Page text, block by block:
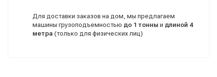
Для доставки заказов на дом, мы предлагаем
машины грузоподъемностью до 1 тонны и длиной 4
метра (только для физических лиц)